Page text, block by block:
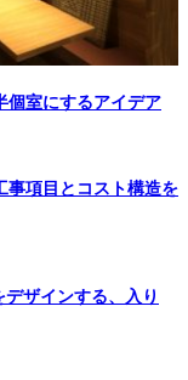
個室にするアイデア
事項目とコスト構造を
ザインする、入り